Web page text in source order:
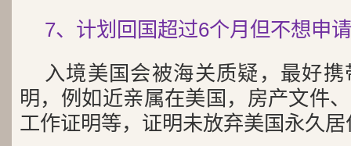
7、计划回国超过6个月但不想申
入境美国会被海关质疑，最好
明，例如近亲属在美国，房产文件
工作证明等，证明未放弃美国永久